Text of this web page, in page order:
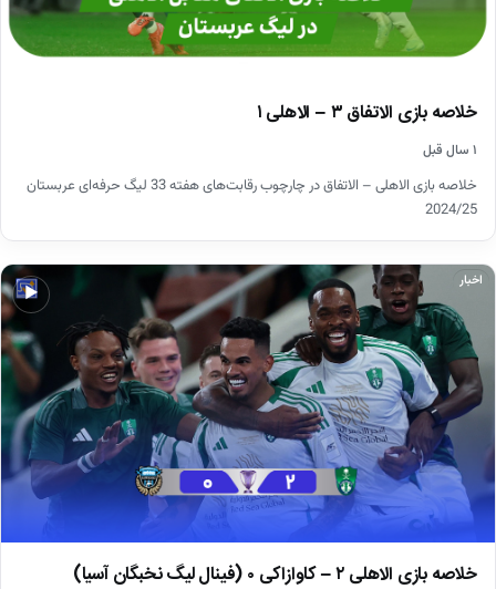
خلاصه بازی الاتفاق ۳ – الاهلی ۱
۱ سال قبل
خلاصه بازی الاهلی – الاتفاق در چارچوب رقابت‌های هفته 33 لیگ حرفه‌ای عربستان
2024/25
▶
اخبار
خلاصه بازی الاهلی ۲ – کاوازاکی ۰ (فینال لیگ نخبگان آسیا)